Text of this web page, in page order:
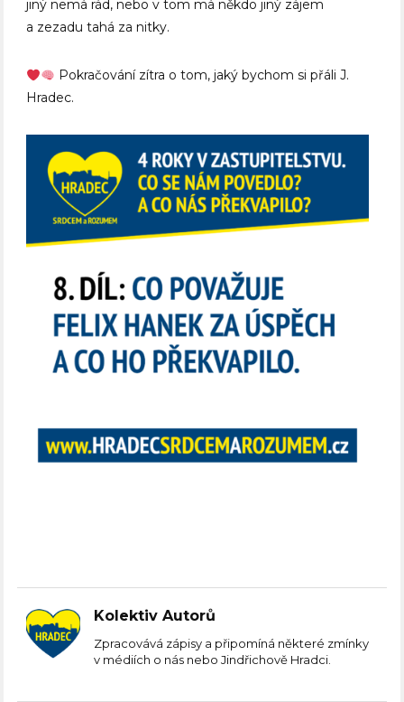
jiný nemá rád, nebo v tom má někdo jiný zájem
a zezadu tahá za nitky.
Pokračování zítra o tom, jaký bychom si přáli J.
Hradec.
Kolektiv Autorů
Zpracovává zápisy a připomíná některé zmínky
v médiích o nás nebo Jindřichově Hradci.